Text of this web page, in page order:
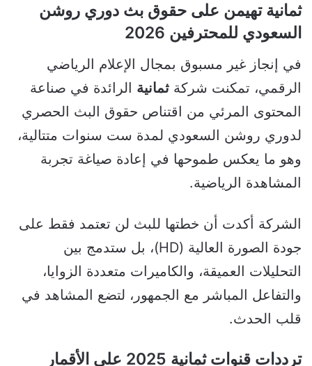
ثمانية تهيمن على حقوق بث دوري روشن
السعودي للمحترفين 2026
في إنجاز غير مسبوق بمجال الإعلام الرياضي
الرقمي، تمكنت شركة ثمانية الرائدة في صناعة
المحتوى المرئي من اقتناص حقوق البث الحصري
لدوري روشن السعودي لمدة ست سنوات متتالية،
وهو ما يعكس طموحها في إعادة صياغة تجربة
المشاهدة الرياضية.
الشركة أكدت أن خطتها للبث لن تعتمد فقط على
جودة الصورة العالية (HD)، بل ستدمج بين
التحليلات العميقة، والكاميرات متعددة الزوايا،
والتفاعل المباشر مع الجمهور، لتضع المشاهد في
قلب الحدث.
ترددات قنوات ثمانية 2025 على الأقمار